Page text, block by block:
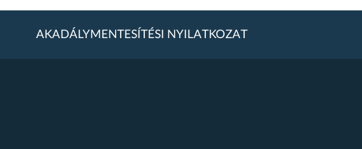
AKADÁLYMENTESÍTÉSI NYILATKOZAT